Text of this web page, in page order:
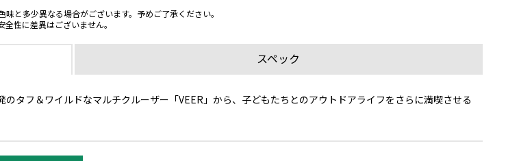
と多少異なる場合がございます。予めご了承ください。
性に差異はございません。
タフ＆ワイルドなマルチクルーザー「VEER」から、子どもたちとのアウトドアライフをさらに満喫させる
スペック